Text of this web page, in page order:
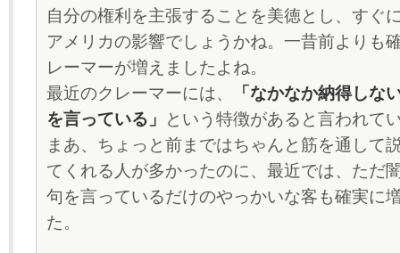
自分の権利を主張することを美徳とし、すぐ
アメリカの影響でしょうかね。一昔前よりも
レーマーが増えましたよね。
最近のクレーマーには、
「なかなか納得しな
を言っている」
という特徴があると言われて
まあ、ちょっと前まではちゃんと筋を通して
てくれる人が多かったのに、最近では、ただ
句を言っているだけのやっかいな客も確実に
た。